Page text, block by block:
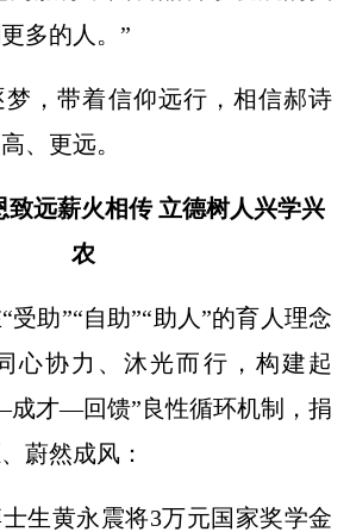
多的人。”
，带着信仰远行，相信郝诗
、更远。
致远薪火相传 立德树人兴学兴
农
受助”“自助”“助人”的育人理念
心协力、沐光而行，构建起
才—回馈”良性循环机制，捐
蔚然成风：
士生黄永震将3万元国家奖学金